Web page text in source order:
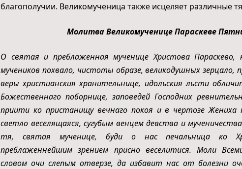
благополучии. Великомученица также исцеляет различные
Молитва Великомученице Параскеве
О святая и преблаженная мученице Христова Параскево,
мучеников похвало, чистоты образе, великодушных зерцало,
веры христианския хранительнице, идольския льсти
Божественнаго поборнице, заповедей Господних
приити ко пристанищу вечнаго покоя и в чертозе Жениха
светло веселящаяся, сугубым венцем девства и
тя, святая мученице, буди о нас печальница ко
преблаженнейшим зрением присно веселитися. Моли
словом очи слепым отверзе, да избавит нас от болезни